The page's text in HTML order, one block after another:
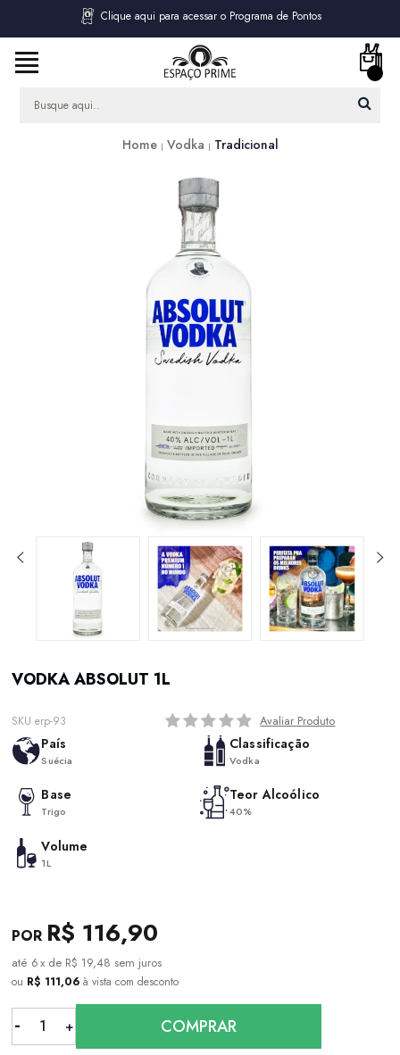
Clique aqui para acessar o Programa de Pontos
Home Vodka Tradicional
VODKA ABSOLUT 1L
SKU erp-93 Avaliar Produto
País
Suécia
Classificação
Vodka
Base
Trigo
Teor Alcoólico
40%
Volume
1L
R$ 116,90
6x de R$ 19,48 sem juros
ou R$ 111,06à vista com desconto
COMPRAR